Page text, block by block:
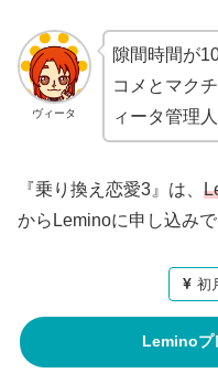
ヴィータ
隙間時間が
コメとマク
ィータ管理
『乗り換え恋愛3』は、
からLeminoに申し込み
初
Leminoプ